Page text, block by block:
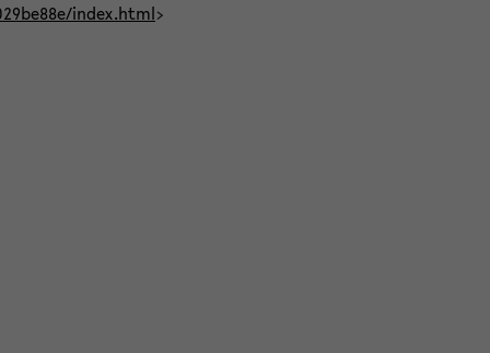
index.html>